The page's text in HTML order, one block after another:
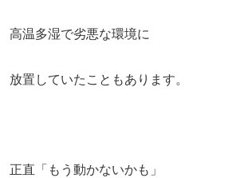
高温多湿で劣悪な環境に
放置していたこともあります。
正直「もう動かないかも」